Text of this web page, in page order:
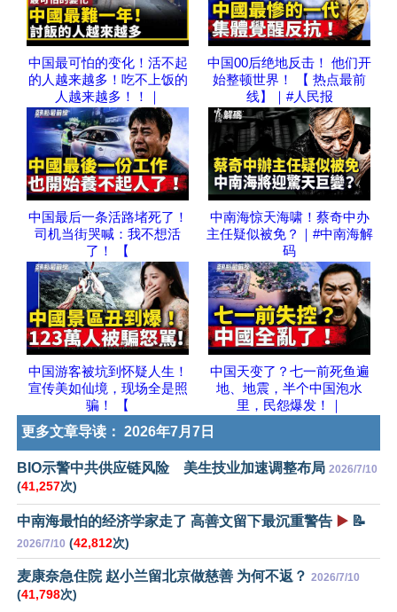
中国最可怕的变化！活不起
的人越来越多！吃不上饭的
人越来越多！！｜
中国00后绝地反击！ 他们开
始整顿世界！ 【 热点最前
线】｜#人民报
中国最后一条活路堵死了！
司机当街哭喊：我不想活
了！ 【
中南海惊天海啸！蔡奇中办
主任疑似被免？｜#中南海解
码
中国游客被坑到怀疑人生！
宣传美如仙境，现场全是照
骗！ 【
中国天变了？七一前死鱼遍
地、地震，半个中国泡水
里，民怨爆发！｜
更多文章导读： 2026年7月7日
BIO示警中共供应链风险 美生技业加速调整布局 2026/7/10
(41,257次)
中南海最怕的经济学家走了 高善文留下最沉重警告 ▶️ 📝
2026/7/10 (42,812次)
麦康奈急住院 赵小兰留北京做慈善 为何不返？ 2026/7/10
(41,798次)